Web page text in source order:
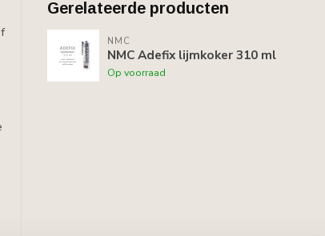
Gerelateerde producten
NMC
NMC Adefix lijmkoker 310 ml
Op voorraad